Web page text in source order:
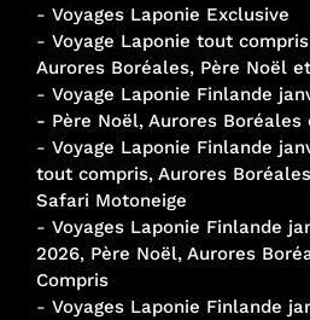
- Voyages Laponie Exclusive
- Voyage Laponie tout
Aurores Boréales, Père Noël
- Voyage Laponie Finlande
- Père Noël, Aurores
- Voyage Laponie Finlande
tout compris, Aurores
Safari Motoneige
- Voyages Laponie Finlande
2026, Père Noël, Aurores
Compris
- Voyages Laponie Finlande